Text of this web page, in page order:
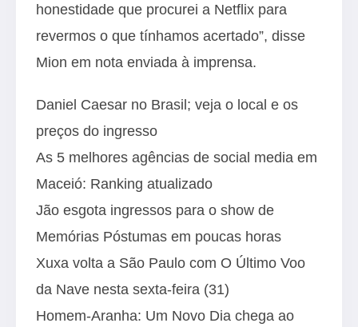
honestidade que procurei a Netflix para
revermos o que tínhamos acertado”, disse
Mion em nota enviada à imprensa.
Daniel Caesar no Brasil; veja o local e os
preços do ingresso
As 5 melhores agências de social media em
Maceió: Ranking atualizado
Jão esgota ingressos para o show de
Memórias Póstumas em poucas horas
Xuxa volta a São Paulo com O Último Voo
da Nave nesta sexta-feira (31)
Homem-Aranha: Um Novo Dia chega ao